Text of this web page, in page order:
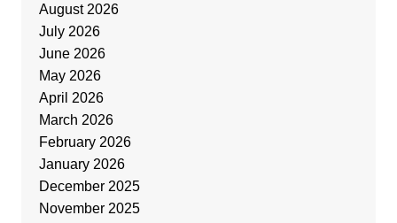
August 2026
July 2026
June 2026
May 2026
April 2026
March 2026
February 2026
January 2026
December 2025
November 2025